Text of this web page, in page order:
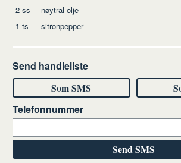
2ss
nøytral olje
1 ts sitronpepper
Send handleliste
Som SMS
Telefonnummer
Send SMS